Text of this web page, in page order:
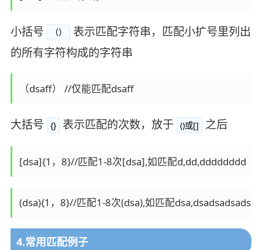
小括号 （）
表示匹配字符串，匹配小扩号里列出
的所有字符构成的字符串
（dsaff） //仅能匹配dsaff
大括号 {} 表示匹配的次数，放于 ()或[] 之后
4.常用匹配例子